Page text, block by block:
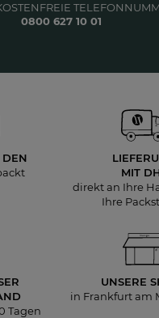
0800 627 10 01
DEN
MIT
direkt an Ihre
Ihre
Tagen
UNSERE
in Frankfurt am